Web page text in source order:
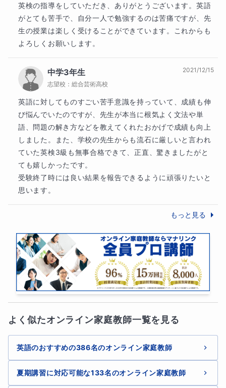
英検の指導をしていただき、ありがとうございます。英語
がとても苦手で、自分一人で勉強するのは苦痛ですが、先
生の授業は楽しく受けることができています。これからも
よろしくお願いします。
中学3年生
志望校： 総合芸術高校
2021/12/15
英語に対してものすごい苦手意識を持っていて、成績も伸
び悩んでいたのですが、先生が本当に根気よく文法や単
語、問題の解き方などを教えてくれたおかげで成績も向上
しました。また、学校の先生からも流石に厳しいと言われ
ていた英検3級も無事合格できて、正直、驚きましたがと
ても嬉しかったです。
受験終了時には良い結果を報告できるように頑張りたいと
思います。
もっと見る
よく似たオンライン家庭教師一覧を見る
英語のおすすめの386名のオンライン家庭教師
夏期講習に対応可能な133名のオンライン家庭教師